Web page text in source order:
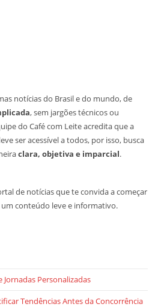
notícias do Brasil e do mundo, de
, sem jargões técnicos ou
do Café com Leite acredita que a
ser acessível a todos, por isso, busca
clara, objetiva e imparcial.
de notícias que te convida a começar
conteúdo leve e informativo.
Jornadas Personalizadas
Tendências Antes da Concorrência